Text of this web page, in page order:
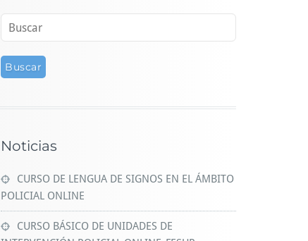
Noticias
CURSO DE LENGUA DE SIGNOS EN EL ÁMBITO
POLICIAL ONLINE
CURSO BÁSICO DE UNIDADES DE